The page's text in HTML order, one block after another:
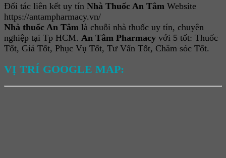
Đối tác liên kết uy tín Nhà Thuốc An Tâm Website
https://antampharmacy.vn/
Nhà thuốc An Tâm là chuỗi nhà thuốc uy tín, chuyên
nghiệp tại Tp HCM. An Tâm Pharmacy với 5 tốt: Thuốc
Tốt, Giá Tốt, Phục Vụ Tốt, Tư Vấn Tốt, Chăm sóc Tốt.
VỊ TRÍ GOOGLE MAP: